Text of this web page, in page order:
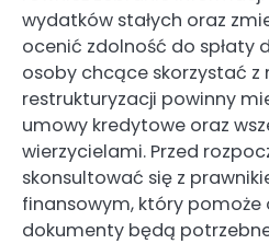
wydatków stałych oraz
ocenić zdolność do spłaty
osoby chcące skorzystać z
restrukturyzacji powinny
umowy kredytowe oraz
wierzycielami. Przed
skonsultować się z
finansowym, który pomoże
dokumenty będą